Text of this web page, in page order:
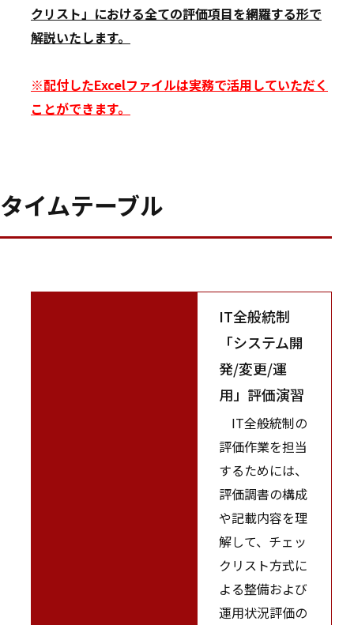
クリスト」における全ての評価項目を網羅する形で
解説いたします。
※配付したExcelファイルは実務で活用していただく
ことができます。
タイムテーブル
IT全般統制
「システム開
発/変更/運
用」評価演習
IT全般統制の
評価作業を担当
するためには、
評価調書の構成
や記載内容を理
解して、チェッ
クリスト方式に
よる整備および
運用状況評価の